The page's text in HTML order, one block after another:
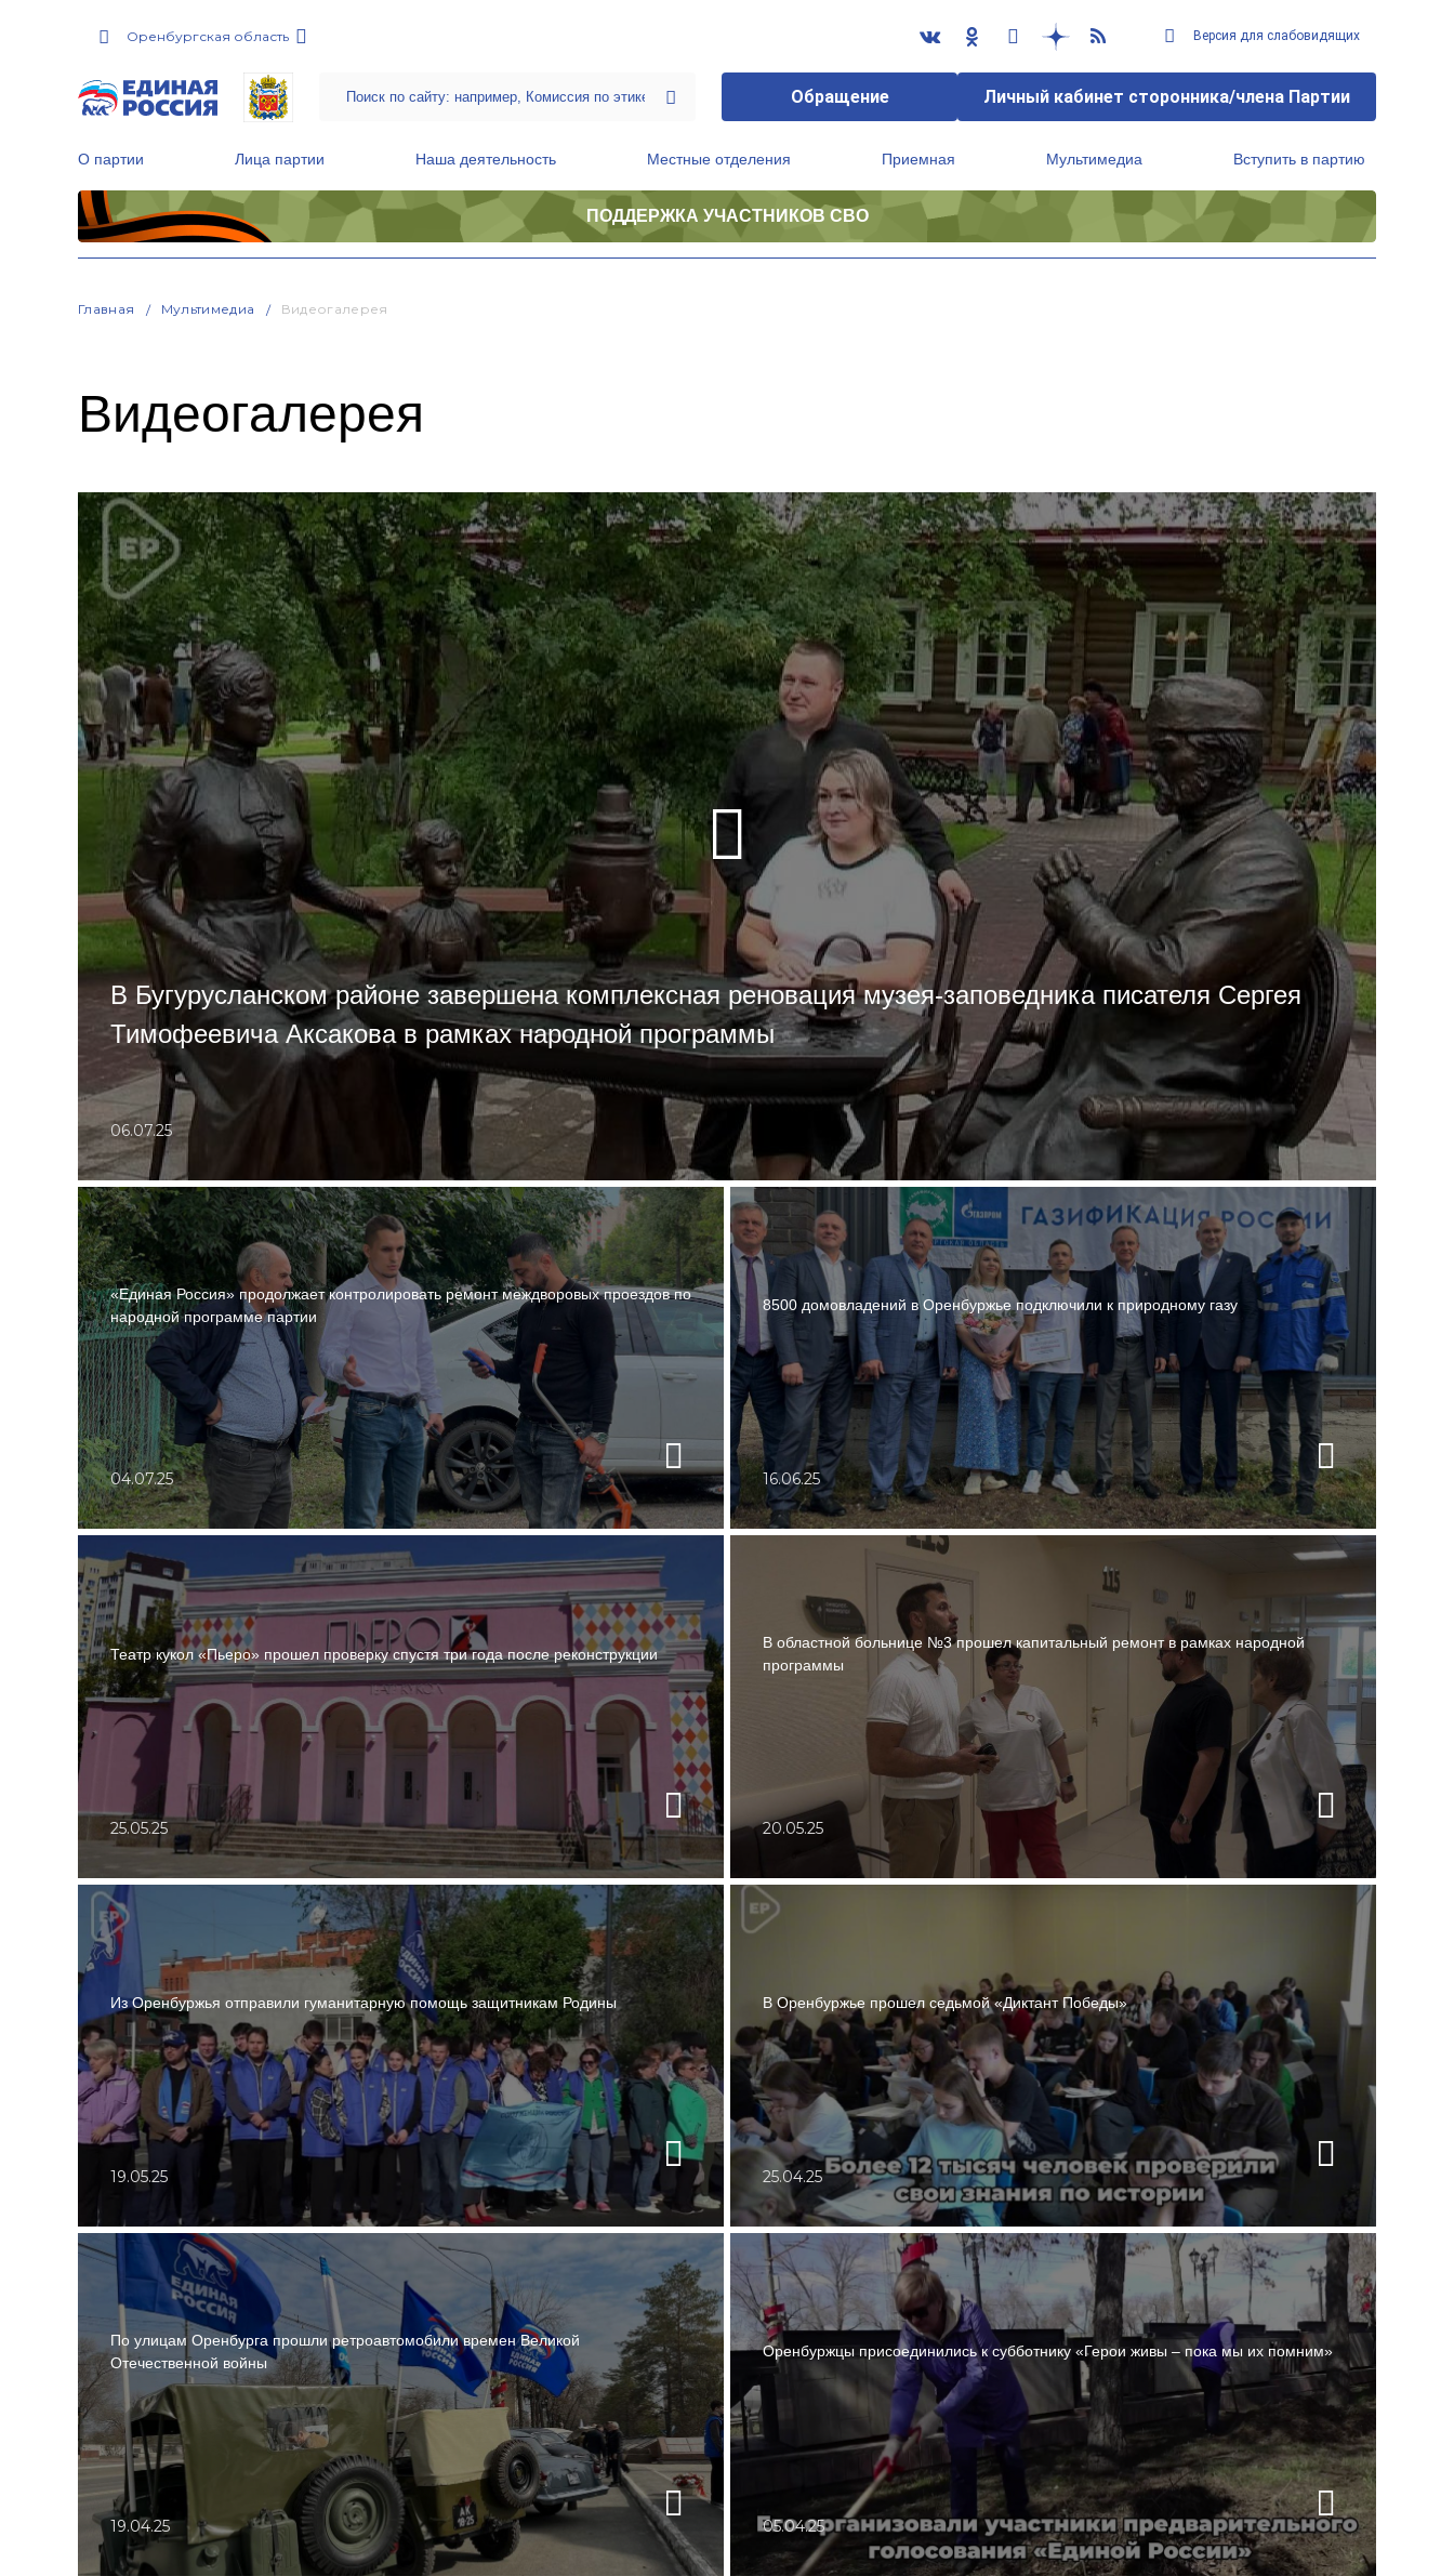
Оренбургская область Версия для слабовидящих
Обращение Личный кабинет сторонника/члена Партии
О партии Лица партии Наша деятельность Местные отделения Приемная Мультимедиа Вступить в партию
ПОДДЕРЖКА УЧАСТНИКОВ СВО
Главная Мультимедиа Видеогалерея
Видеогалерея
В Бугурусланском районе завершена комплексная реновация музея-заповедника писателя Сергея
Тимофеевича Аксакова в рамках народной программы
06.07.25
«Единая Россия» продолжает контролировать ремонт междворовых проездов по
народной программе партии
04.07.25
8500 домовладений в Оренбуржье подключили к природному газу
16.06.25
Театр кукол «Пьеро» прошел проверку спустя три года после реконструкции
25.05.25
В областной больнице №3 прошел капитальный ремонт в рамках народной
программы
20.05.25
Из Оренбуржья отправили гуманитарную помощь защитникам Родины
19.05.25
В Оренбуржье прошел седьмой «Диктант Победы»
25.04.25
По улицам Оренбурга прошли ретроавтомобили времен Великой
Отечественной войны
19.04.25
Оренбуржцы присоединились к субботнику «Герои живы – пока мы их помним»
05.04.25